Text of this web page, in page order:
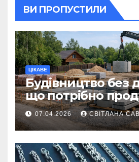
ВИ ПРОПУСТИЛИ
ЦІКАВЕ
Будівництво без
що потрібно
першої доставки
ділянку
07.04.2026 СВІТЛАНА